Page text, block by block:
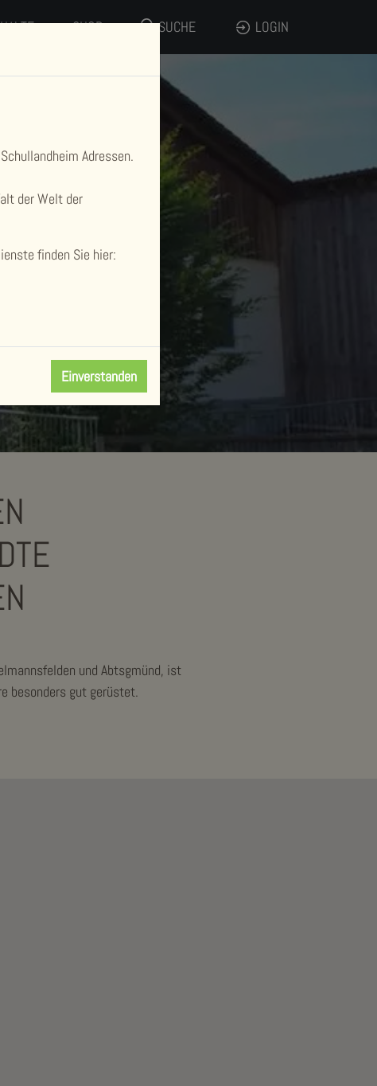
SHOP SUCHE LOGIN
und Abtsgmünd, ist
besonders gut gerüstet.
Adressen.
der Welt der
finden Sie hier:
Einverstanden